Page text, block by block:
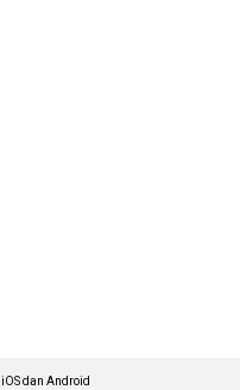
dan Android